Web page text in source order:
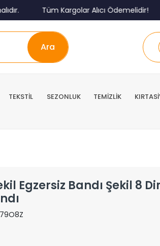
Tüm Kargolar Alıcı Ödemelidir!
Ara
TEKSTİL SEZONLUK TEMİZLİK
Egzersiz Bandı Şekil 8